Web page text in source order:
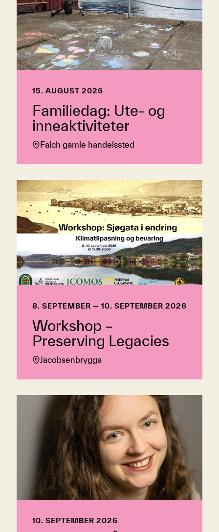
15. AUGUST 2026
Familiedag: Ute- og
inneaktiviteter
Falch gamle handelssted
8. SEPTEMBER — 10. SEPTEMBER 2026
Workshop –
Preserving Legacies
Jacobsenbrygga
10. SEPTEMBER 2026